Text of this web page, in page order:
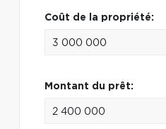
Coût de la propriété:
Montant du prêt: